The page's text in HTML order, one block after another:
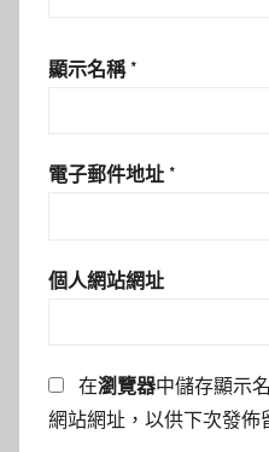
顯示名稱 *
電子郵件地址 *
個人網站網址
在瀏覽器中儲存顯示
網站網址，以供下次發佈